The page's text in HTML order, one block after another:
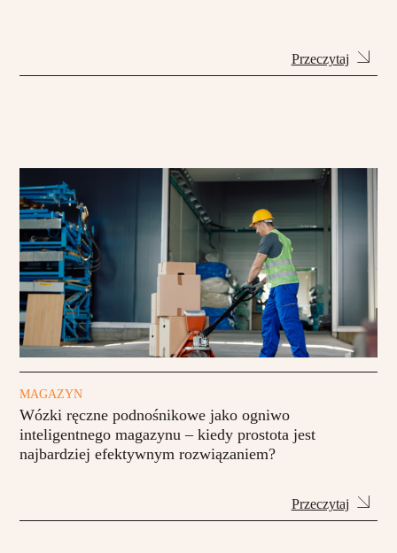
Przeczytaj
MAGAZYN
Wózki ręczne podnośnikowe jako ogniwo
inteligentnego magazynu – kiedy prostota jest
najbardziej efektywnym rozwiązaniem?
Przeczytaj